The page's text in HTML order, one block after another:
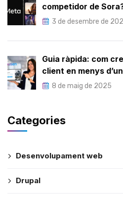
competidor de
3 de desembre de
Guia ràpida: com
client en menys
8 de maig de 2025
Categories
Desenvolupament web
Drupal